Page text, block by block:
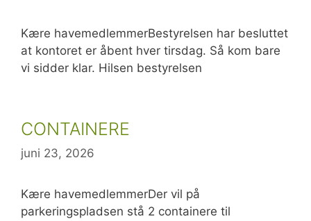
Kære havemedlemmerBestyrelsen har besluttet
at kontoret er åbent hver tirsdag. Så kom bare
vi sidder klar. Hilsen bestyrelsen
CONTAINERE
juni 23, 2026
Kære havemedlemmerDer vil på
parkeringspladsen stå 2 containere til